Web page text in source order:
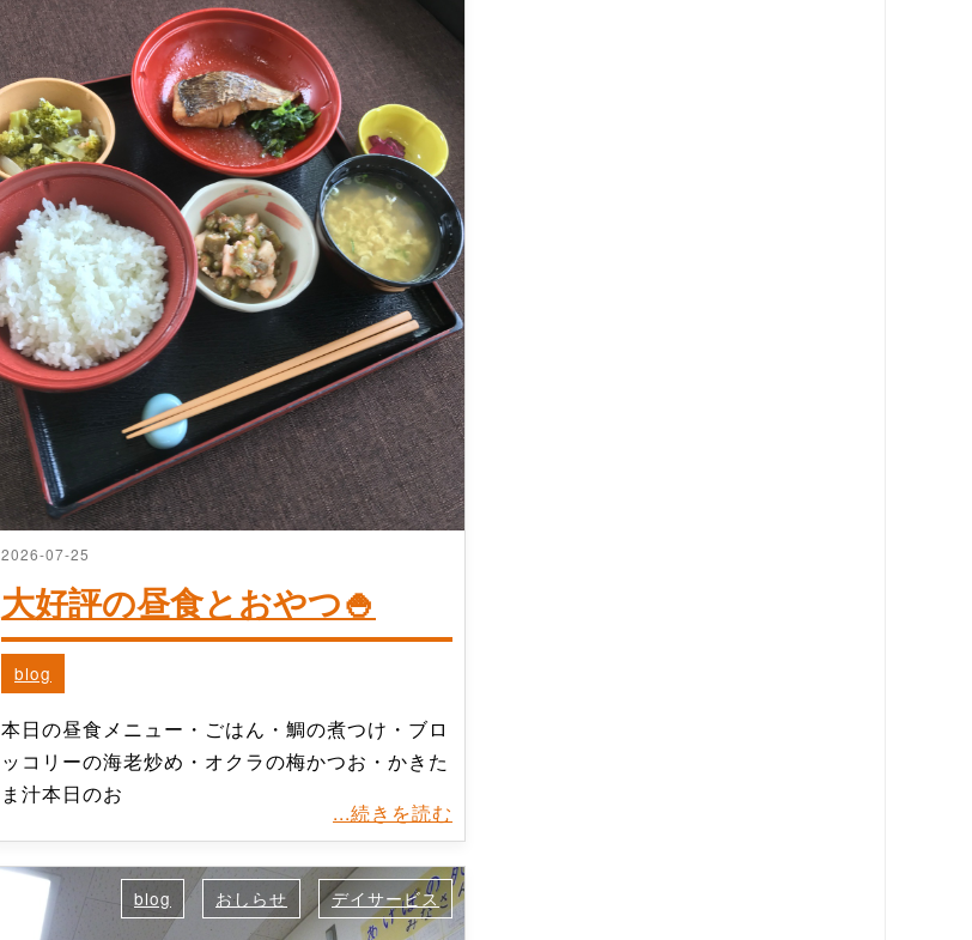
2026-07-25
大好評の昼食とおやつ🍚
blog
本日の昼食メニュー・ごはん・鯛の煮つけ・ブロ
ッコリーの海老炒め・オクラの梅かつお・かきた
ま汁本日のお
...続きを読む
blog おしらせ デイサービス